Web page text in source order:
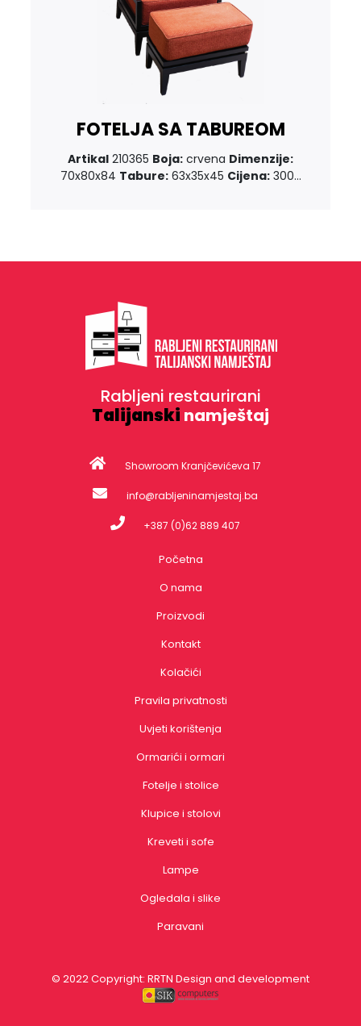
FOTELJA SA TABUREOM
Artikal 210365 Boja: crvena Dimenzije:
70x80x84 Tabure:63x35x45 Cijena:300...
Rabljeni restaurirani
Talijanski namještaj
Showroom Kranjčevićeva 17
info@rabljeninamjestaj.ba
+387 (0)62 889 407
Početna
O nama
Proizvodi
Kontakt
Kolačići
Pravila privatnosti
Uvjeti korištenja
Ormarići i ormari
Fotelje i stolice
Klupice i stolovi
Kreveti i sofe
Lampe
Ogledala i slike
Paravani
© 2022 Copyright: RRTN Design and development